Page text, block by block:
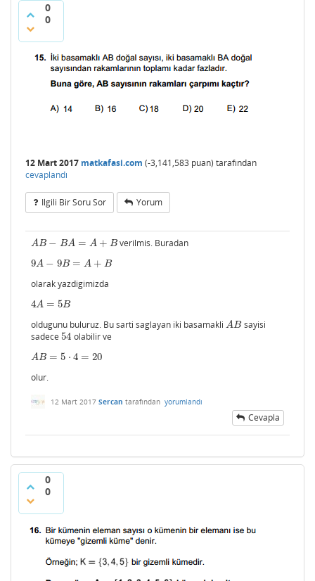
0
0
12 Mart 2017 matkafasi.com (-3,141,583 puan) tarafından
cevaplandı
Ilgili Bir Soru Sor Yorum
AB − BA = A + B
AB− BA =A+B
verilmis. Buradan
9A − 9B = A + B
9A−9B=A+B
olarak yazdigimizda
4A = 5B
4A=5B
oldugunu buluruz. Bu sarti saglayan iki basamakli AB
AB sayisi
sadece 54
54 olabilir ve
AB = 5 ⋅ 4 = 20
AB=5 4= 20
olur.
12 Mart 2017 Sercan tarafından yorumlandı
Cevapla
0
0